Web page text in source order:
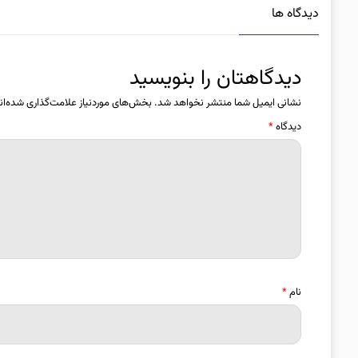
دیدگاه ها
دیدگاهتان را بنویسید
نشانی ایمیل شما منتشر نخواهد شد. بخش‌های موردنیاز علامت‌گذاری
دیدگاه*
نام*